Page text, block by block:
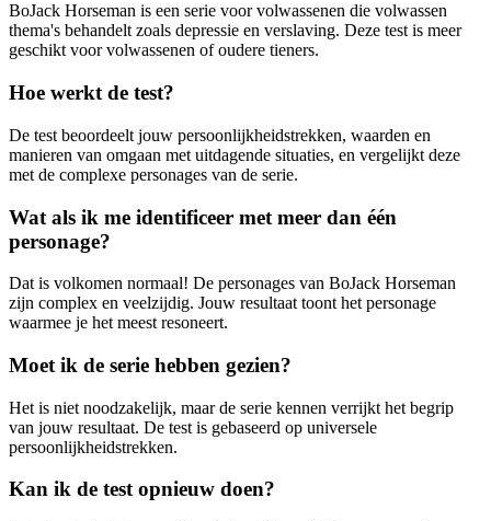
BoJack Horseman is een serie voor volwassenen die volwassen
thema's behandelt zoals depressie en verslaving. Deze test is meer
geschikt voor volwassenen of oudere tieners.
Hoe werkt de test?
De test beoordeelt jouw persoonlijkheidstrekken, waarden en
manieren van omgaan met uitdagende situaties, en vergelijkt deze
met de complexe personages van de serie.
Wat als ik me identificeer met meer dan één
personage?
Dat is volkomen normaal! De personages van BoJack Horseman
zijn complex en veelzijdig. Jouw resultaat toont het personage
waarmee je het meest resoneert.
Moet ik de serie hebben gezien?
Het is niet noodzakelijk, maar de serie kennen verrijkt het begrip
van jouw resultaat. De test is gebaseerd op universele
persoonlijkheidstrekken.
Kan ik de test opnieuw doen?